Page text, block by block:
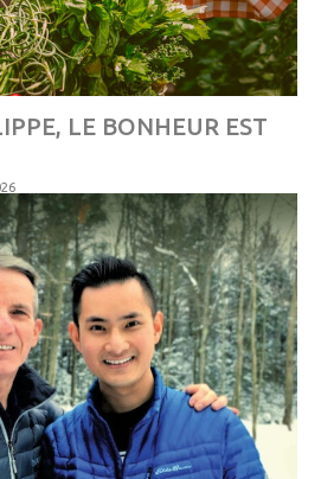
LE BONHEUR EST